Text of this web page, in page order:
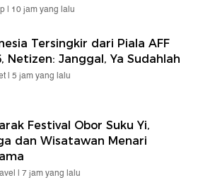
| 10 jam yang lalu
Tersingkir dari Piala AFF
Netizen: Janggal, Ya Sudahlah
| 5 jam yang lalu
Festival Obor Suku Yi,
dan Wisatawan Menari
| 7 jam yang lalu